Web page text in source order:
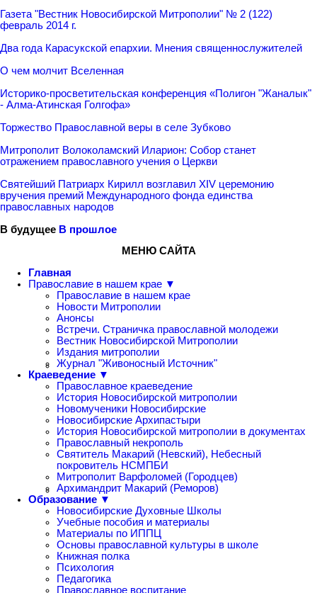
Газета "Вестник Новосибирской Митрополии" № 2 (122)
февраль 2014 г.
Два года Карасукской епархии. Мнения священнослужителей
О чем молчит Вселенная
Историко-просветительская конференция «Полигон "Жаналык"
- Алма-Атинская Голгофа»
Торжество Православной веры в селе Зубково
Митрополит Волоколамский Иларион: Собор станет
отражением православного учения о Церкви
Святейший Патриарх Кирилл возглавил XIV церемонию
вручения премий Международного фонда единства
православных народов
В будущее В прошлое
МЕНЮ САЙТА
Главная
Православие в нашем крае ▼
Православие в нашем крае
Новости Митрополии
Анонсы
Встречи. Страничка православной молодежи
Вестник Новосибирской Митрополии
Издания митрополии
Журнал "Живоносный Источник"
Краеведение ▼
Православное краеведение
История Новосибирской митрополии
Новомученики Новосибирские
Новосибирские Архипастыри
История Новосибирской митрополии в документах
Православный некрополь
Святитель Макарий (Невский), Небесный
покровитель НСМПБИ
Митрополит Варфоломей (Городцев)
Архимандрит Макарий (Реморов)
Образование ▼
Новосибирские Духовные Школы
Учебные пособия и материалы
Материалы по ИППЦ
Основы православной культуры в школе
Книжная полка
Психология
Педагогика
Православное воспитание